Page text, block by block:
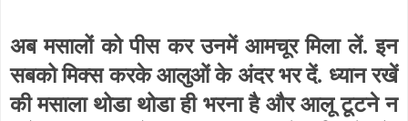
अब मसालों को पीस कर उनमें आमचूर मिला लें. इन
सबको मिक्स करके आलुओं के अंदर भर दें. ध्यान रखें
की मसाला थोडा थोडा ही भरना है और आलू टूटने न